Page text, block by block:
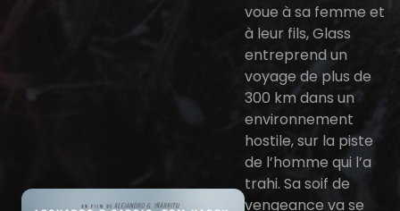
voue à sa femme et
à leur fils, Glass
entreprend un
voyage de plus de
300 km dans un
environnement
hostile, sur la piste
de l’homme qui l’a
trahi. Sa soif de
vengeance va se